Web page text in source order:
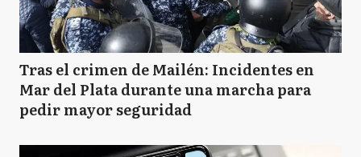
Tras el crimen de Mailén: Incidentes en
Mar del Plata durante una marcha para
pedir mayor seguridad